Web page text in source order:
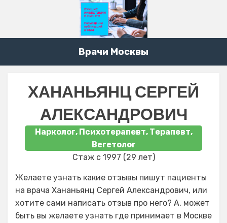
Врачи Москвы
ХАНАНЬЯНЦ СЕРГЕЙ
АЛЕКСАНДРОВИЧ
Нарколог, Психотерапевт, Терапевт,
Вегетолог
Стаж с 1997 (29 лет)
Желаете узнать какие отзывы пишут пациенты
на врача Хананьянц Сергей Александрович, или
хотите сами написать отзыв про него? А, может
быть вы желаете узнать где принимает в Москве